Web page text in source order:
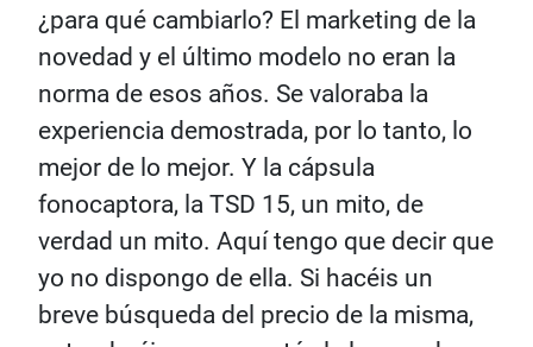
¿para qué cambiarlo? El marketing de la
novedad y el último modelo no eran la
norma de esos años. Se valoraba la
experiencia demostrada, por lo tanto, lo
mejor de lo mejor. Y la cápsula
fonocaptora, la TSD 15, un mito, de
verdad un mito. Aquí tengo que decir que
yo no dispongo de ella. Si hacéis un
breve búsqueda del precio de la misma,